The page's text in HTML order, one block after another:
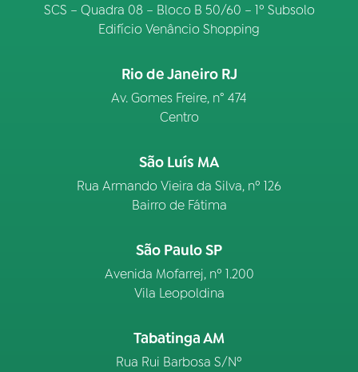
SCS – Quadra 08 – Bloco B 50/60 – 1º Subsolo
Edifício Venâncio Shopping
Rio de Janeiro RJ
Av. Gomes Freire, n° 474
Centro
São Luís MA
Rua Armando Vieira da Silva, nº 126
Bairro de Fátima
São Paulo SP
Avenida Mofarrej, nº 1.200
Vila Leopoldina
Tabatinga AM
Rua Rui Barbosa S/Nº